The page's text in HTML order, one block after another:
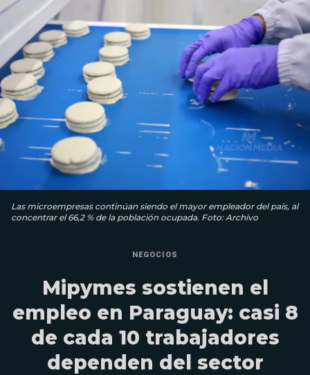
Las microempresas continúan siendo el mayor empleador del país, al
concentrar el 66,2 % de la población ocupada. Foto: Archivo
NEGOCIOS
Mipymes sostienen el
empleo en Paraguay: casi 8
de cada 10 trabajadores
dependen del sector